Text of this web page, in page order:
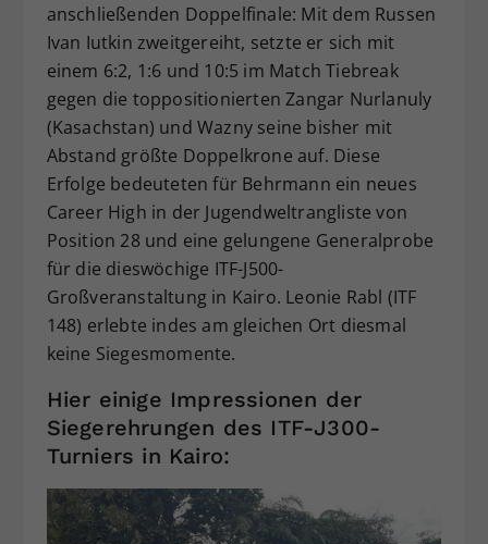
anschließenden Doppelfinale: Mit dem Russen
Ivan Iutkin zweitgereiht, setzte er sich mit
einem 6:2, 1:6 und 10:5 im Match Tiebreak
gegen die toppositionierten Zangar Nurlanuly
(Kasachstan) und Wazny seine bisher mit
Abstand größte Doppelkrone auf. Diese
Erfolge bedeuteten für Behrmann ein neues
Career High in der Jugendweltrangliste von
Position 28 und eine gelungene Generalprobe
für die dieswöchige ITF-J500-
Großveranstaltung in Kairo. Leonie Rabl (ITF
148) erlebte indes am gleichen Ort diesmal
keine Siegesmomente.
Hier einige Impressionen der
Siegerehrungen des ITF-J300-
Turniers in Kairo: